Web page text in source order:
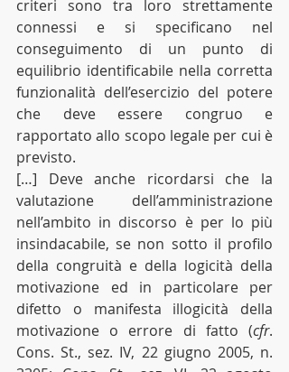
criteri sono tra loro strettamente
connessi e si specificano nel
conseguimento di un punto di
equilibrio identificabile nella corretta
funzionalità dell’esercizio del potere
che deve essere congruo e
rapportato allo scopo legale per cui è
previsto.
[…] Deve anche ricordarsi che la
valutazione dell’amministrazione
nell’ambito in discorso è per lo più
insindacabile, se non sotto il profilo
della congruità e della logicità della
motivazione ed in particolare per
difetto o manifesta illogicità della
motivazione o errore di fatto (cfr.
Cons. St., sez. IV, 22 giugno 2005, n.